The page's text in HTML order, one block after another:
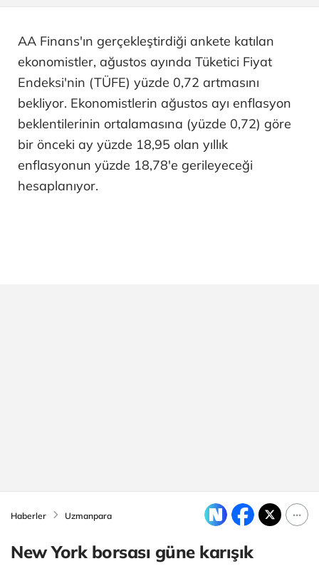
AA Finans'ın gerçekleştirdiği ankete katılan
ekonomistler, ağustos ayında Tüketici Fiyat
Endeksi'nin (TÜFE) yüzde 0,72 artmasını
bekliyor. Ekonomistlerin ağustos ayı enflasyon
beklentilerinin ortalamasına (yüzde 0,72) göre
bir önceki ay yüzde 18,95 olan yıllık
enflasyonun yüzde 18,78'e gerileyeceği
hesaplanıyor.
Haberler Uzmanpara
New York borsası güne karışık